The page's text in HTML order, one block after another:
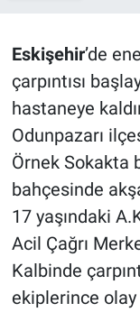
Eskişehir’de
çarpıntısı
hastaneye
Odunpazarı
Örnek Sokakta
bahçesinde
17 yaşındaki
Acil Çağrı
Kalbinde
ekiplerince
Bilim ve